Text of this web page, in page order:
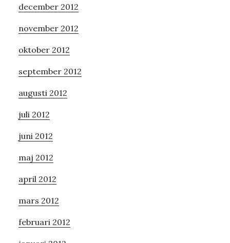
december 2012
november 2012
oktober 2012
september 2012
augusti 2012
juli 2012
juni 2012
maj 2012
april 2012
mars 2012
februari 2012